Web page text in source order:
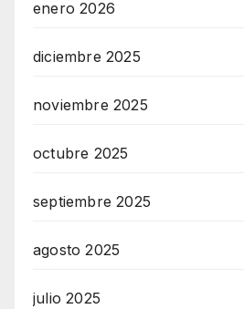
enero 2026
diciembre 2025
noviembre 2025
octubre 2025
septiembre 2025
agosto 2025
julio 2025